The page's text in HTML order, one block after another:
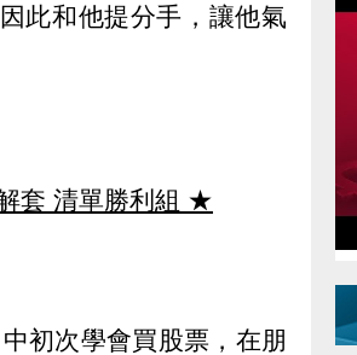
此和他提分手，讓他氣
套 清單勝利組 ★
初次學會買股票，在朋